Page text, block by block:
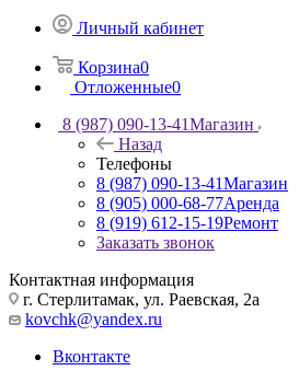
Личный кабинет
Корзина0
Отложенные0
8 (987) 090-13-41Магазин
Назад
Телефоны
8 (987) 090-13-41Магазин
8 (905) 000-68-77Аренда
8 (919) 612-15-19Ремонт
Заказать звонок
Контактная информация
г. Стерлитамак, ул. Раевская, 2а
kovchk@yandex.ru
Вконтакте